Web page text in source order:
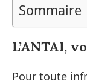
Sommaire
L’ANTAI,
Pour toute